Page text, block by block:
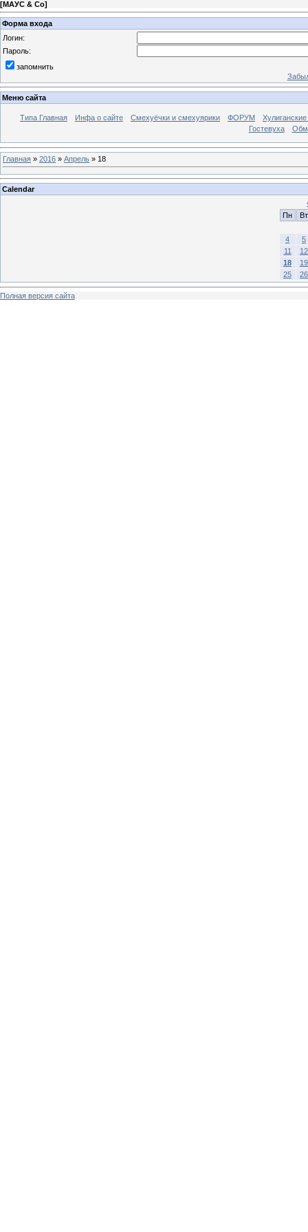
[МАУС & Со]
Форма входа
Логин:
Пароль:
запомнить
Меню сайта
Типа Главная Инфа о сайте Смехуёчки и смехуярики ФОРУМ
Гостевуха
Главная » 2016 » Апрель » 18
Calendar
Пн
Вт
4
5
11
12
18
19
25
26
Полная версия сайта